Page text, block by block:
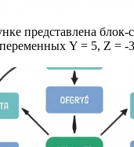
представлена
Y = 5, Z = -